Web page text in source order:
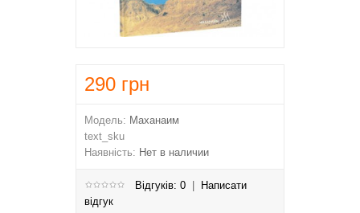
290 грн
Модель: Маханаим
text_sku
Наявність: Нет в наличии
Відгуків: 0
Написати
відгук